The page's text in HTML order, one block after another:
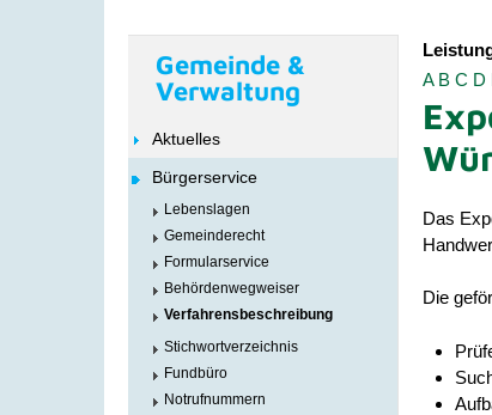
Gemeinde &
Verwaltung
Aktuelles
Bürgerservice
Lebenslagen
Gemeinderecht
Formularservice
Behördenwegweiser
Verfahrensbeschreibung
Stichwortverzeichnis
Fundbüro
Notrufnummern
A B C D
Das
Die